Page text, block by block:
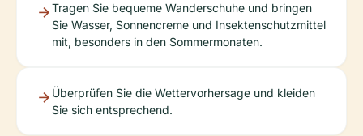
Tragen Sie bequeme Wanderschuhe und bringen
Sie Wasser, Sonnencreme und Insektenschutzmittel
mit, besonders in den Sommermonaten.
Überprüfen Sie die Wettervorhersage und kleiden
Sie sich entsprechend.